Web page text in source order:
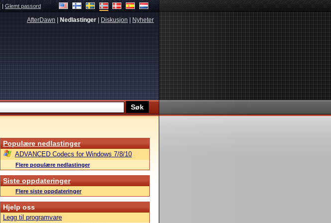
|Glemt passord
AfterDawn Nedlastinger Diskusjon Nyheter
Populære nedlastinger
ADVANCED Codecs for Windows 7/8/10
Flere populære nedlastinger
Siste oppdateringer
Flere siste oppdateringer
Hjelp oss
Legg til programvare